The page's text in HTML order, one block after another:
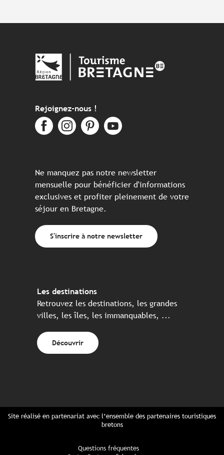
Rejoignez-nous !
Ne manquez pas notre newsletter
mensuelle pour bénéficier d'informations
exclusives et profiter pleinement de votre
séjour en Bretagne.
S'inscrire à notre newsletter
Les destinations
Retrouvez les destinations, les grandes
villes, les îles, les immanquables, ...
Découvrir
Site réalisé en partenariat avec l’ensemble des partenaires touristiques
bretons
Questions fréquentes